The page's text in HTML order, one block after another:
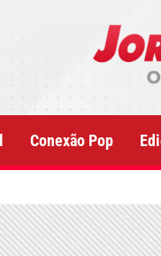
Conexão Pop